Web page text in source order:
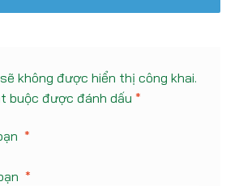
không được hiển thị công khai.
buộc được đánh dấu *
*
*